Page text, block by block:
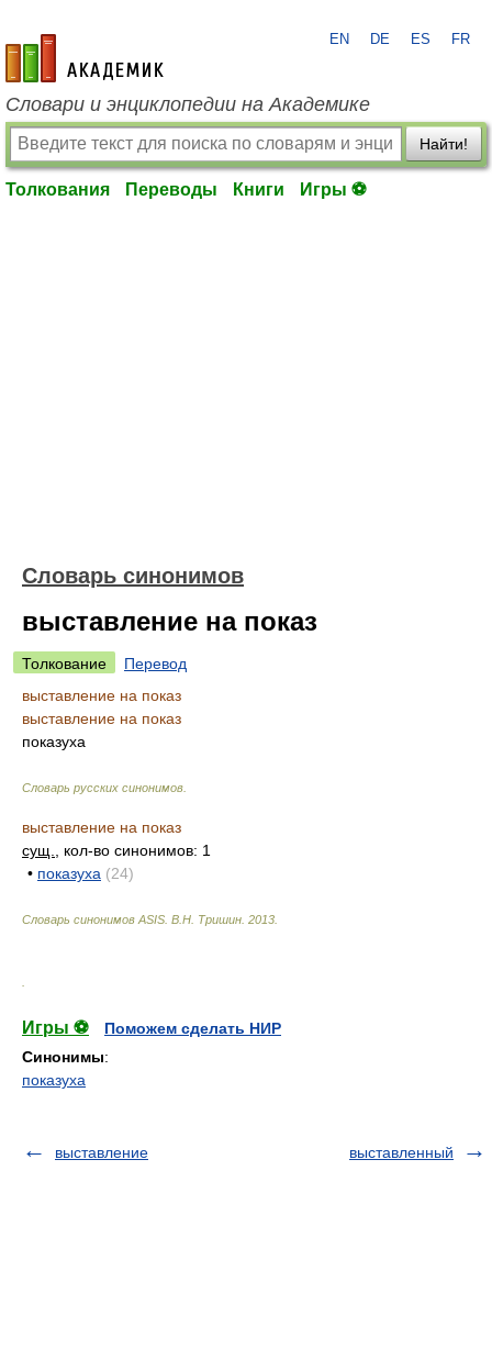
academic.ru
EN DE ES FR
Словари и энциклопедии на Академике
Найти!
Толкования Переводы Книги Игры ⚽
Словарь синонимов
выставление на показ
Толкование
Перевод
выставление на показ
выставление на показ
показуха
Словарь русских синонимов
выставление на показ
сущ.
, кол-во синонимов: 1
• показуха (24)
Словарь синонимов ASIS. В.Н. Тришин 2013
Игры ⚽
Поможем сделать НИР
Синонимы:
показуха
выставление выставленный